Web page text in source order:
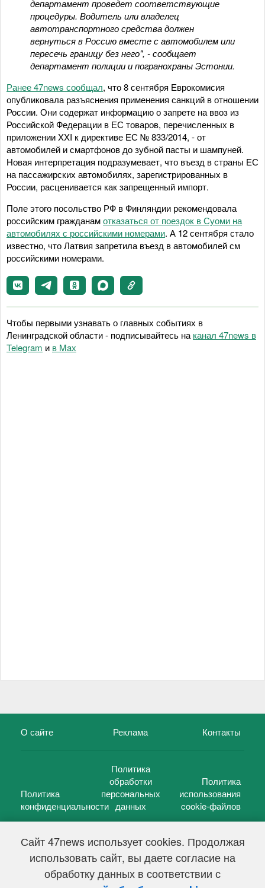
Сайт 47news использует cookies. Продолжая
использовать сайт, вы даете согласие на
обработку данных в соответствии с
департамент проведет соответствующие
процедуры. Водитель или владелец
автотранспортного средства должен
вернуться в Россию вместе с автомобилем или
пересечь границу без него", - сообщает
департамент полиции и погранохраны Эстонии.
Ранее 47news сообщал, что 8 сентября Еврокомисия
опубликовала разъяснения применения санкций в отношении
России. Они содержат информацию о запрете на ввоз из
Российской Федерации в ЕС товаров, перечисленных в
приложении XXI к директиве ЕС № 833/2014, - от
автомобилей и смартфонов до зубной пасты и шампуней.
Новая интерпретация подразумевает, что въезд в страны ЕС
на пассажирских автомобилях, зарегистрированных в
России, расценивается как запрещенный импорт.
Поле этого посольство РФ в Финляндии рекомендовала
российским гражданамотказаться от поездок в Суоми на
автомобилях с российскими номерами. А 12 сентября стало
известно, что Латвия запретила въезд в автомобилей см
российскими номерами.
Чтобы первыми узнавать о главных событиях в
Ленинградской области - подписывайтесь на канал 47news в
Telegram и в Maх
О сайте Реклама Контакты
Политика
конфиденциальности
Политика
обработки
персональных
данных
Политика
использования
cookie-файлов
47 новостей (47 news)2005 — 2026 г.
Свидетельство о регистрации СМИ Эл № ФС 77-39848, выдано
Федеральной службой по надзору в сфере связи,